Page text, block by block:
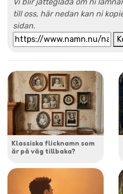
till oss, här nedan kan ni
sidan.
Klassiska flicknamn som
är på väg tillbaka?